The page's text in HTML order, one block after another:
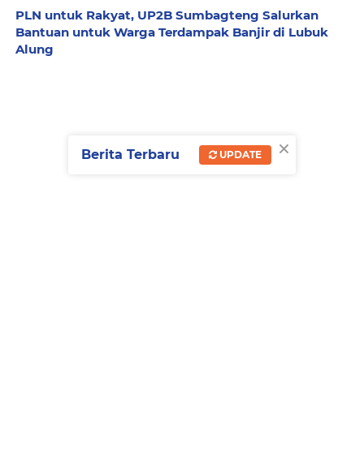
PLN untuk Rakyat, UP2B Sumbagteng Salurkan
Bantuan untuk Warga Terdampak Banjir di Lubuk
Alung
×
Berita Terbaru UPDATE